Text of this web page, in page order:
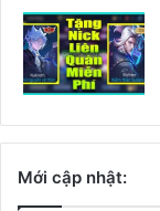
Mới cập nhật: